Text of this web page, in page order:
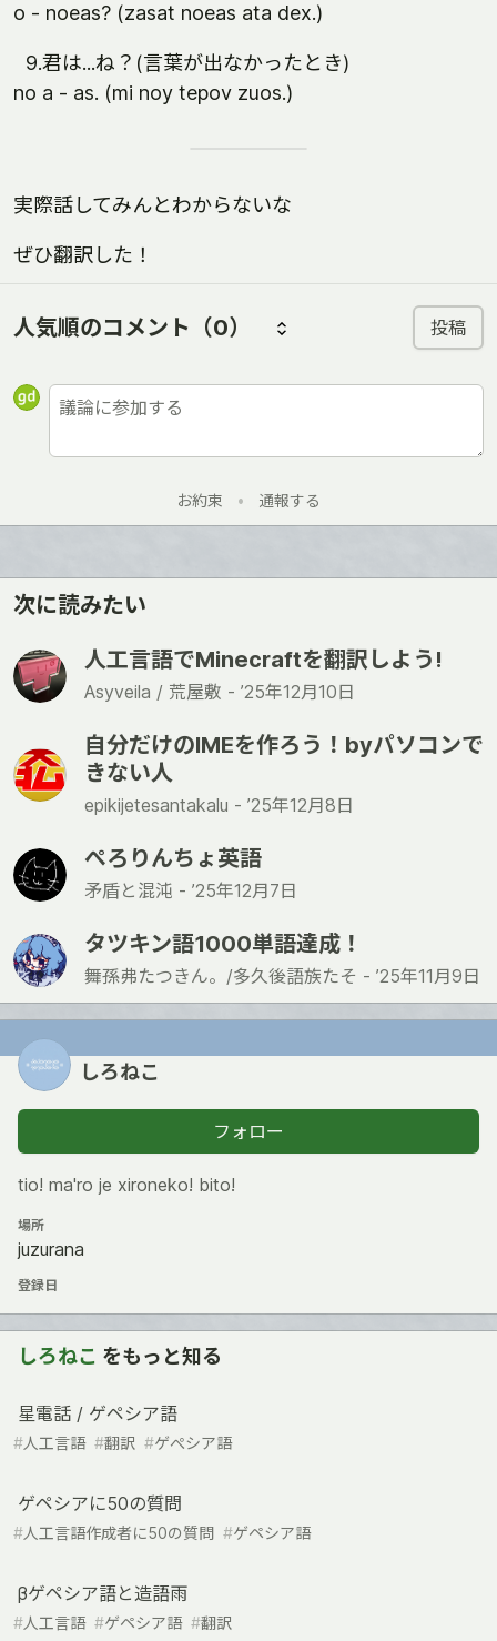
o - noeas? (zasat noeas ata dex.)
9.君は...ね？(言葉が出なかったとき)
no a - as. (mi noy tepov zuos.)
実際話してみんとわからないな
ぜひ翻訳した！
人気順のコメント （0） 投稿
お約束 • 通報する
次に読みたい
人工言語でMinecraftを翻訳しよう!
Asyveila / 荒屋敷 - ’25年12月10日
自分だけのIMEを作ろう！byパソコンで
きない人
epikijetesantakalu - ’25年12月8日
ぺろりんちょ英語
矛盾と混沌 - ’25年12月7日
タツキン語1000単語達成！
舞孫弗たつきん。/多久後語族たそ - ’25年11月9日
しろねこ
フォロー
tio! ma'ro je xironeko! bito!
場所
juzurana
登録日
しろねこ をもっと知る
星電話 / ゲペシア語
#人工言語 #翻訳 #ゲぺシア語
ゲペシアに50の質問
#人工言語作成者に50の質問 #ゲペシア語
βゲペシア語と造語雨
#人工言語 #ゲペシア語 #翻訳